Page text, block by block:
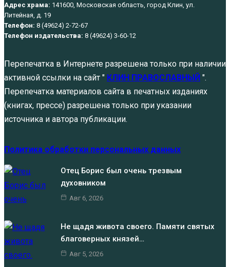
Адрес храма: 141600, Московская область, город Клин, ул.
Литейная, д. 19
Телефон: 8 (49624) 2-72-67
Телефон издательства: 8 (49624) 3-60-12
Перепечатка в Интернете разрешена только при наличии
активной ссылки на сайт " КЛИН ПРАВОСЛАВНЫЙ ".
Перепечатка материалов сайта в печатных изданиях
(книгах, прессе) разрешена только при указании
источника и автора публикации.
Политика обработки персональных данных
Отец Борис был очень трезвым
духовником
Авг 6, 2026
Не щадя живота своего. Памяти святых
благоверных князей…
Авг 5, 2026